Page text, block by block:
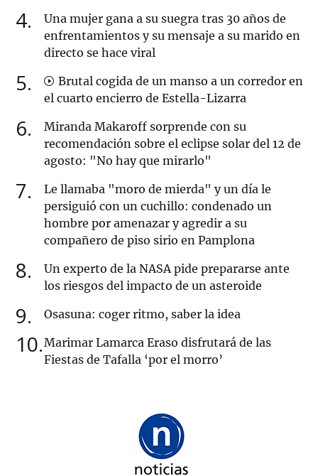
4
Una mujer gana a su suegra tras 30 años de
enfrentamientos y su mensaje a su marido en
directo se hace viral
5
Brutal cogida de un manso a un corredor en
el cuarto encierro de Estella-Lizarra
6
Miranda Makaroff sorprende con su
recomendación sobre el eclipse solar del 12 de
agosto: "No hay que mirarlo"
7
Le llamaba "moro de mierda" y un día le
persiguió con un cuchillo: condenado un
hombre por amenazar y agredir a su
compañero de piso sirio en Pamplona
8
Un experto de la NASA pide prepararse ante
los riesgos del impacto de un asteroide
9 Osasuna: coger ritmo, saber la idea
10 Marimar Lamarca Eraso disfrutará de las
Fiestas de Tafalla ‘por el morro’